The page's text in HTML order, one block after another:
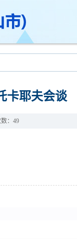
卡耶夫会谈
： 49